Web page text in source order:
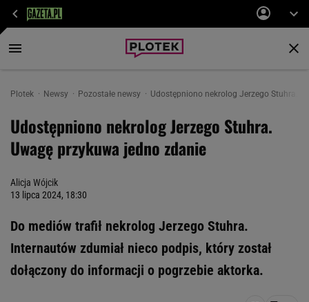
Plotek Newsy Pozostałe newsy Udostępniono nekrolog Jerzego Stuhra.
Udostępniono nekrolog Jerzego Stuhra.
Uwagę przykuwa jedno zdanie
Alicja Wójcik
13 lipca 2024, 18:30
Do mediów trafił nekrolog Jerzego Stuhra.
Internautów zdumiał nieco podpis, który został
dołączony do informacji o pogrzebie aktorka.